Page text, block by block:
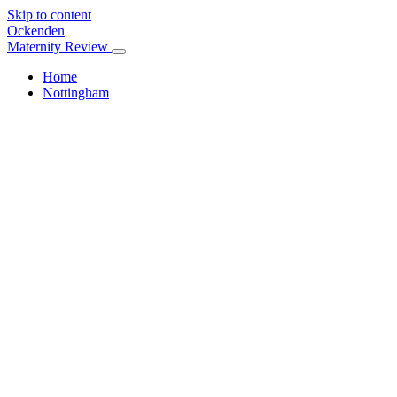
Skip to content
Ockenden
Maternity Review
Home
Nottingham